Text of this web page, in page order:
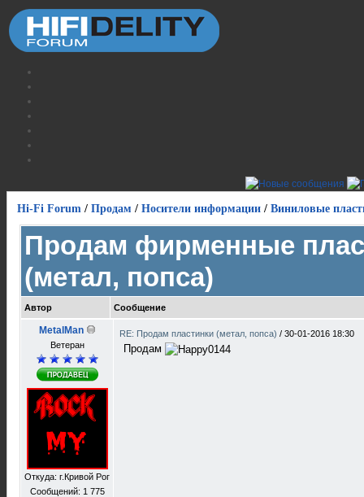
Hi-Fi Forum / Продам / Носители информации / Виниловые
Продам фирменные
(метал, попса)
Автор Сообщение
MetalMan
Ветеран
Откуда: г.Кривой Рог
Сообщений: 1 775
RE: Продам пластинки (метал, попса) / 30-01-2016 18:30
Продам